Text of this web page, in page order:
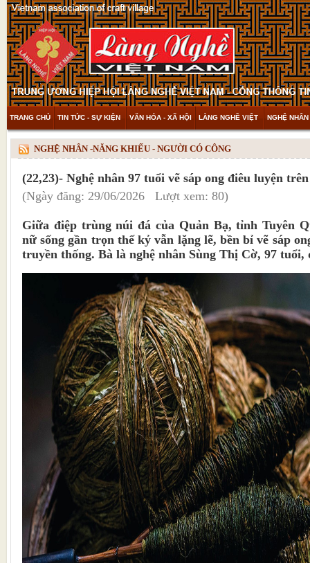
TRANG CHỦ TIN TỨC - SỰ KIỆN VĂN HÓA - XÃ HỘI LÀNG NGHỀ VIỆT NGHỆ
THAM KHẢO & KHÁM PHÁ VIDEO
NGHỆ NHÂN -NĂNG KHIẾU - NGƯỜI CÓ CÔNG
(22,23)- Nghệ nhân 97 tuổi vẽ sáp ong điêu luyện
(Ngày đăng: 29/06/2026 Lượt xem: 80)
Giữa điệp trùng núi đá của Quản Bạ, tỉnh Tuyên
nữ sống gần trọn thế kỷ vẫn lặng lẽ, bền bỉ vẽ sáp
truyền thống. Bà là nghệ nhân Sùng Thị Cờ, 97 tuổi,